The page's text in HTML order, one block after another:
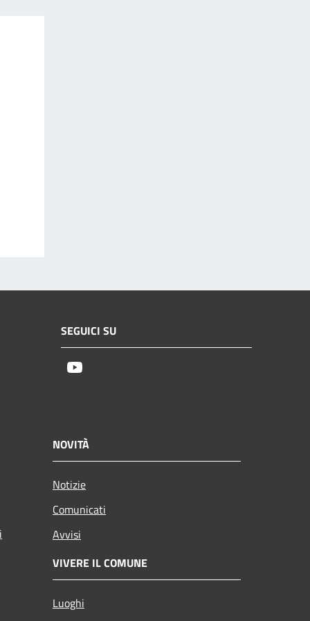
SEGUICI SU
NOVITÀ
Notizie
Comunicati
Avvisi
VIVERE IL COMUNE
Luoghi